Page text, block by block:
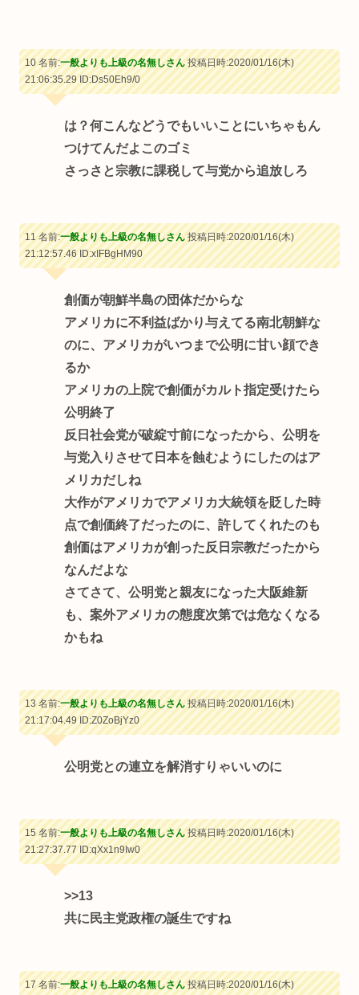
10 名前:一般よりも上級の名無しさん投稿日時:2020/01/16(木)
21:06:35.29ID:Ds50Eh9/0
は？何こんなどうでもいいことにいちゃもん
つけてんだよこのゴミ
さっさと宗教に課税して与党から追放しろ
11 名前:一般よりも上級の名無しさん投稿日時:2020/01/16(木)
21:12:57.46ID:xIFBgHM90
創価が朝鮮半島の団体だからな
アメリカに不利益ばかり与えてる南北朝鮮な
のに、アメリカがいつまで公明に甘い顔でき
るか
アメリカの上院で創価がカルト指定受けたら
公明終了
反日社会党が破綻寸前になったから、公明を
与党入りさせて日本を蝕むようにしたのはア
メリカだしね
大作がアメリカでアメリカ大統領を貶した時
点で創価終了だったのに、許してくれたのも
創価はアメリカが創った反日宗教だったから
なんだよな
さてさて、公明党と親友になった大阪維新
も、案外アメリカの態度次第では危なくなる
かもね
13 名前:一般よりも上級の名無しさん投稿日時:2020/01/16(木)
21:17:04.49ID:Z0ZoBjYz0
公明党との連立を解消すりゃいいのに
15 名前:一般よりも上級の名無しさん投稿日時:2020/01/16(木)
21:27:37.77ID:qXx1n9Iw0
>>13
共に民主党政権の誕生ですね
17 名前:一般よりも上級の名無しさん投稿日時:2020/01/16(木)